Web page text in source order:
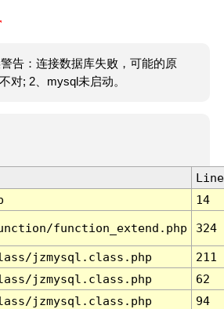
告：连接数据库失败，可能的原
对; 2、mysql未启动。
Line
14
function_extend.php 324
jzmysql.class.php
211
jzmysql.class.php
62
jzmysql.class.php
94